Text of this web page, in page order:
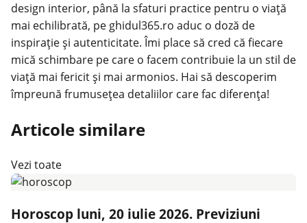
design interior, până la sfaturi practice pentru o viață
mai echilibrată, pe ghidul365.ro aduc o doză de
inspirație și autenticitate. Îmi place să cred că fiecare
mică schimbare pe care o facem contribuie la un stil de
viață mai fericit și mai armonios. Hai să descoperim
împreună frumusețea detaliilor care fac diferența!
Articole similare
Vezi toate
Horoscop luni, 20 iulie 2026. Previziuni